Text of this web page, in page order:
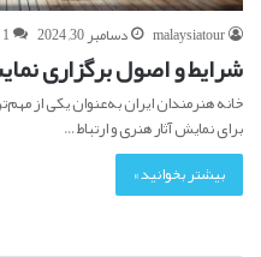
malaysiatour
دسامبر 30, 2024 1
شرایط و اصول برگزاری
خانه هنرمندان ایران به‌عنوان یکی از
برای نمایش آثار هنری و ارتباط…
بیشتر بخوانید »